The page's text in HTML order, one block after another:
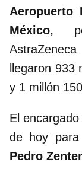
Aeropuerto
México,
llegaron
y 1 millón
El
de hoy
Pedro